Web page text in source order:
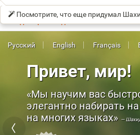
СОЛО КЛАВИАТУРЕ
Привет, мир!
Мы научим вас
элегантно набирать
на многих языках
—
Русский English Français
Посмотрите, что еще придумал